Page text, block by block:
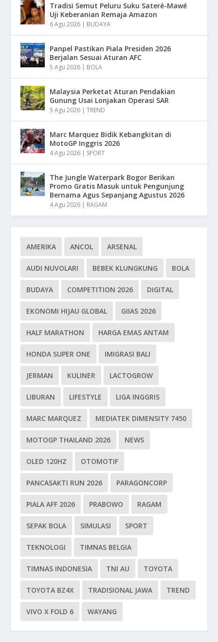
Tradisi Semut Peluru Suku Sateré-Mawé
Uji Keberanian Remaja Amazon
6 Agu 2026 | BUDAYA
Panpel Pastikan Piala Presiden 2026
Berjalan Sesuai Aturan AFC
5 Agu 2026 | BOLA
Malaysia Perketat Aturan Pendakian
Gunung Usai Lonjakan Operasi SAR
5 Agu 2026 |TREND
Marc Marquez Bidik Kebangkitan di
MotoGP Inggris 2026
4 Agu 2026 | SPORT
The Jungle Waterpark Bogor Berikan
Promo Gratis Masuk untuk Pengunjung
Bernama Agus Sepanjang Agustus 2026
4 Agu 2026 | RAGAM
AMERIKA ANCOL ARSENAL
AUDI NUVOLARI BEBEK KLUNGKUNG BOLA
BUDAYA COMPETITION 2026 DIGITAL
EKONOMI HIJAU GLOBAL GIIAS 2026
HALF MARATHON HARGA EMAS ANTAM
HONDA SUPER ONE IMIGRASI BALI
JERMAN KULINER LACTOGROW
LIBURAN LIFESTYLE LIGA INGGRIS
MARC MARQUEZ MEDIATEK DIMENSITY 7450
MOTOGP THAILAND 2026 NEWS
OLED 120HZ OTOMOTIF
PANCASAKTI RUN 2026 PARAGONCORP
PIALA AFF 2026 PRABOWO RAGAM
SEPAK BOLA SIMULASI SPORT
TEKNOLOGI TIMNAS BELGIA
TIMNAS INDONESIA TNI AU TOYOTA
TOYOTA BZ4X TRADISIONAL JAWA TREND
VIVO X FOLD 6 WAYANG